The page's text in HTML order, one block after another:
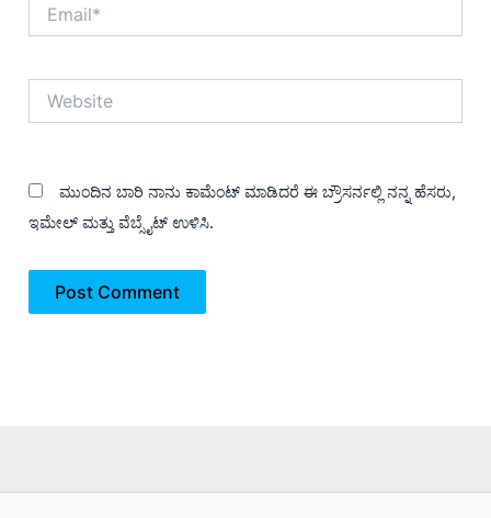
ಮುಂದಿನ ಬಾರಿ ನಾನು ಕಾಮೆಂಟ್ ಮಾಡಿದರೆ ಈ ಬ್ರೌಸರ್ನಲ್ಲಿ ನನ್ನ ಹೆಸರು,
ಇಮೇಲ್ ಮತ್ತು ವೆಬ್ಸೈಟ್ ಉಳಿಸಿ.